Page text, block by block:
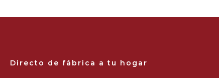
Directo de fábrica a tu hogar